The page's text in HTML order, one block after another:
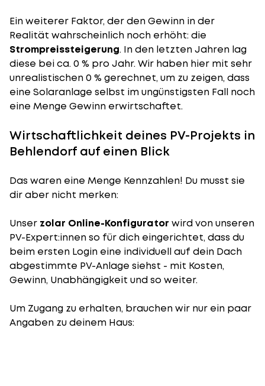
Ein weiterer Faktor, der den Gewinn in der
Realität wahrscheinlich noch erhöht: die
Strompreissteigerung. In den letzten Jahren lag
diese bei ca. 0 % pro Jahr. Wir haben hier mit sehr
unrealistischen 0 % gerechnet, um zu zeigen, dass
eine Solaranlage selbst im ungünstigsten Fall noch
eine Menge Gewinn erwirtschaftet.
Wirtschaftlichkeit deines PV-Projekts in
Behlendorf auf einen Blick
Das waren eine Menge Kennzahlen! Du musst sie
dir aber nicht merken:
Unser zolar Online-Konfigurator wird von unseren
PV-Expert:innen so für dich eingerichtet, dass du
beim ersten Login eine individuell auf dein Dach
abgestimmte PV-Anlage siehst - mit Kosten,
Gewinn, Unabhängigkeit und so weiter.
Um Zugang zu erhalten, brauchen wir nur ein paar
Angaben zu deinem Haus: